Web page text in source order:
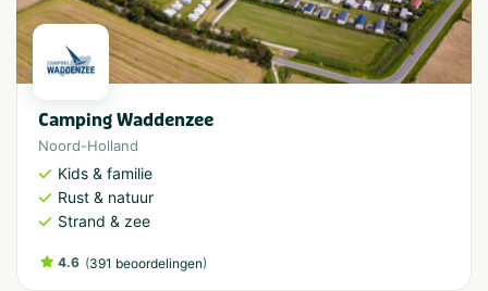
Camping Waddenzee
Noord-Holland
Kids & familie
Rust & natuur
Strand & zee
4.6 (391 beoordelingen)